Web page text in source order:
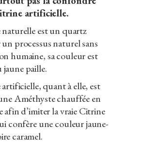
artificielle.
est un quartz
processus naturel sans
humaine, sa couleur est
paille.
quant à elle, est
Améthyste chauffée en
afin d’imiter la vraie Citrine
confère une couleur jaune-
caramel.